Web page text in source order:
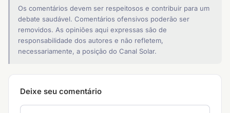
Os comentários devem ser respeitosos e contribuir para um
debate saudável. Comentários ofensivos poderão ser
removidos. As opiniões aqui expressas são de
responsabilidade dos autores e não refletem,
necessariamente, a posição do Canal Solar.
Deixe seu comentário